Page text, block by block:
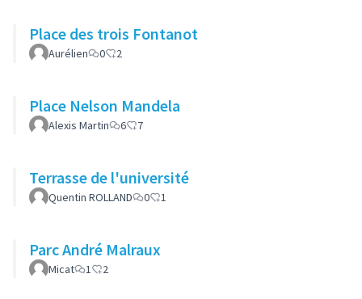
Place des trois Fontanot
Aurélien 0 2
Place Nelson Mandela
Alexis Martin 6 7
Terrasse de l'université
Quentin ROLLAND 0 1
Parc André Malraux
Micat 1 2